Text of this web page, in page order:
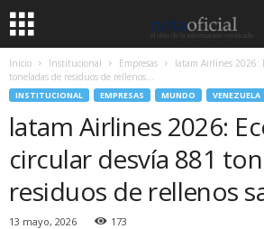
Inicio Institucional Empresas
latam Airlines 2026:
toneladas de residuos de rellenos...
INSTITUCIONAL EMPRESAS MUNDO VENEZUELA
latam Airlines 2026:
circular desvía 881
residuos de rellenos
13 mayo, 2026 173